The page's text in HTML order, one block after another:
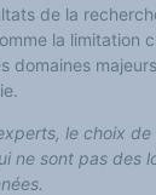
de la
la limitation
domaines
le choix
ne sont pas des